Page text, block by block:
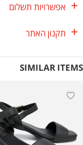
אפשרויות תשלום
תקנון האתר
SIMILAR ITEMS